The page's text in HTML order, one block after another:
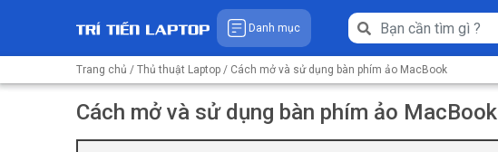
Danh mục
Trang chủ / Thủ thuật Laptop / Cách mở và sử dụng bàn phím ảo MacBook
Cách mở và sử dụng bàn phím ảo MacBook